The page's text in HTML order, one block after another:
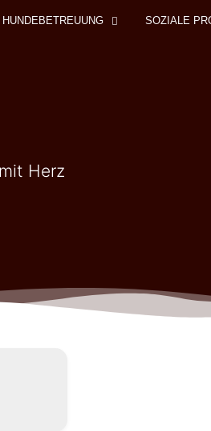
HUNDEBETREUUNG SOZIALE
Herz